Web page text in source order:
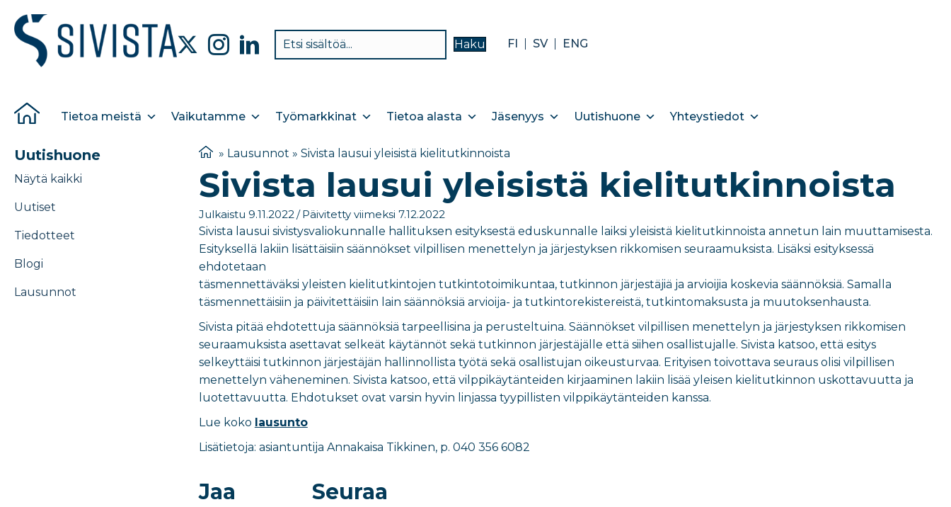
Haku FI SV ENG
Tietoa meistä Vaikutamme Työmarkkinat Tietoa alasta Jäsenyys Uutishuone Yhteystiedot
Uutishuone
Näytä kaikki
Uutiset
Tiedotteet
Blogi
Lausunnot
» Lausunnot » Sivista lausui yleisistä kielitutkinnoista
Sivista lausui yleisistä kielitutkinnoista
Julkaistu 9.11.2022/ Päivitetty viimeksi 7.12.2022
Sivista lausui sivistysvaliokunnalle hallituksen esityksestä eduskunnalle laiksi yleisistä kielitutkinnoista annetun lain muuttamisesta.
Esityksellä lakiin lisättäisiin säännökset vilpillisen menettelyn ja järjestyksen rikkomisen seuraamuksista. Lisäksi esityksessä
ehdotetaan
täsmennettäväksi yleisten kielitutkintojen tutkintotoimikuntaa, tutkinnon järjestäjiä ja arvioijia koskevia säännöksiä. Samalla
täsmennettäisiin ja päivitettäisiin lain säännöksiä arvioija- ja tutkintorekistereistä, tutkintomaksusta ja muutoksenhausta.
Sivista pitää ehdotettuja säännöksiä tarpeellisina ja perusteltuina. Säännökset vilpillisen menettelyn ja järjestyksen rikkomisen
seuraamuksista asettavat selkeät käytännöt sekä tutkinnon järjestäjälle että siihen osallistujalle. Sivista katsoo, että esitys
selkeyttäisi tutkinnon järjestäjän hallinnollista työtä sekä osallistujan oikeusturvaa. Erityisen toivottava seuraus olisi vilpillisen
menettelyn väheneminen. Sivista katsoo, että vilppikäytänteiden kirjaaminen lakiin lisää yleisen kielitutkinnon uskottavuutta ja
luotettavuutta. Ehdotukset ovat varsin hyvin linjassa tyypillisten vilppikäytänteiden kanssa.
Lue koko lausunto
Lisätietoja: asiantuntija Annakaisa Tikkinen, p. 040 356 6082
Jaa Seuraa